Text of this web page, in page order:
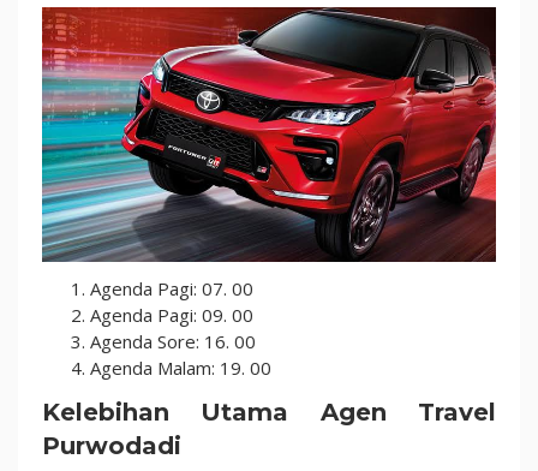
Agenda Pagi: 07. 00
Agenda Pagi: 09. 00
Agenda Sore: 16. 00
Agenda Malam: 19. 00
Kelebihan Utama Agen Travel
Purwodadi